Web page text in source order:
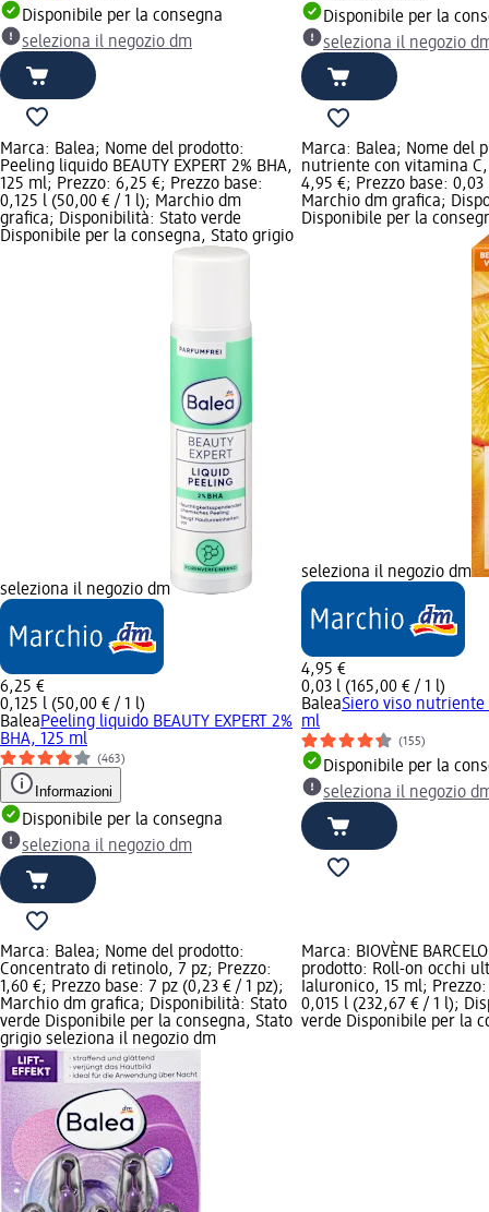
Disponibile per la consegna
seleziona il negozio dm
Disponibile per la
seleziona il negozio
Marca: Balea; Nome del prodotto:
Peeling liquido BEAUTY EXPERT 2% BHA,
125 ml; Prezzo: 6,25 €; Prezzo base:
0,125 l (50,00 € / 1 l); Marchio dm
grafica; Disponibilità: Stato verde
Disponibile per la consegna, Stato grigio
seleziona il negozio dm
6,25 €
0,125 l (50,00 € / 1 l)
BaleaPeeling liquido BEAUTY EXPERT 2%
BHA, 125 ml
(463)
Informazioni
Disponibile per la consegna
seleziona il negozio dm
Marca: Balea; Nome del
nutriente con vitamina
4,95 €; Prezzo base: 0,03
Marchio dm grafica;
Disponibile per la
seleziona il negozio dm
4,95 €
0,03 l (165,00 € / 1 l)
BaleaSiero viso nutriente
ml
(155)
Disponibile per la
seleziona il negozio
Marca: Balea; Nome del prodotto:
Concentrato di retinolo, 7 pz; Prezzo:
1,60 €; Prezzo base: 7 pz (0,23 € / 1 pz);
Marchio dm grafica; Disponibilità: Stato
verde Disponibile per la consegna, Stato
grigio seleziona il negozio dm
Marca: BIOVÈNE
prodotto: Roll-on occhi
Ialuronico, 15 ml;
0,015 l (232,67 € / 1 l);
verde Disponibile per la